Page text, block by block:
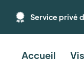
Service privé
Accueil